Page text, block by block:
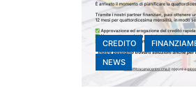
CREDITO
NEWS